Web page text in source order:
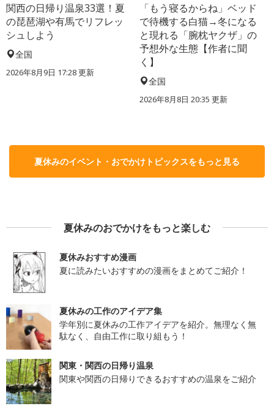
関西の日帰り温泉33選！夏
の琵琶湖や有馬でリフレッ
シュしよう
全国
2026年8月9日 17:28更新
「もう寝るからね」ベッド
で待機する白猫→冬になる
と現れる「腕枕ヤクザ」の
予想外な生態【作者に聞
く】
全国
2026年8月8日 20:35 更新
夏休みのイベント・おでかけトピックスをもっと見る
夏休みのおでかけをもっと楽しむ
夏休みおすすめ漫画
夏に読みたいおすすめの漫画をまとめてご紹介！
夏休みの工作のアイデア集
学年別に夏休みの工作アイデアを紹介。無理なく無
駄なく、自由工作に取り組もう！
関東・関西の日帰り温泉
関東や関西の日帰りできるおすすめの温泉をご紹介